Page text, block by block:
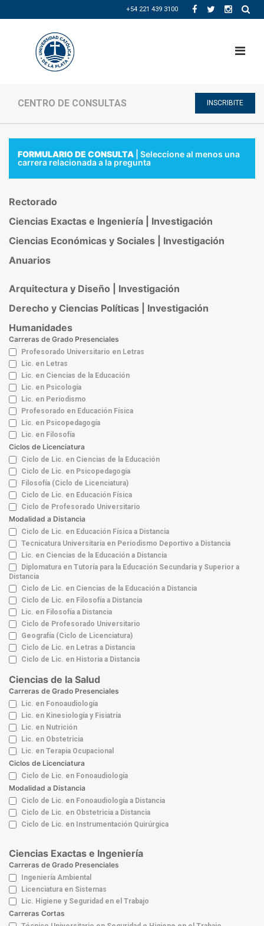
+54 221 439 3100
CENTRO DE CONSULTAS INSCRIBITE
FORMULARIO DE CONSULTA | Seleccione al menos una
carrera relacionada a la pregunta
Rectorado
Ciencias Exactas e Ingeniería | Investigación
Ciencias Económicas y Sociales | Investigación
Anuarios
Arquitectura y Diseño | Investigación
Derecho y Ciencias Políticas | Investigación
Humanidades
Carreras de Grado Presenciales
Profesorado Universitario en Letras
Lic. en Letras
Lic. en Ciencias de la Educación
Lic. en Psicología
Lic. en Periodismo
Profesorado en Educación Física
Lic. en Psicopedagogía
Lic. en Filosofía
Ciclos de Licenciatura
Ciclo de Lic. en Ciencias de la Educación
Ciclo de Lic. en Psicopedagogía
Filosofía (Ciclo de Licenciatura)
Ciclo de Lic. en Educación Física
Ciclo de Profesorado Universitario
Modalidad a Distancia
Ciclo de Lic. en Educación Física a Distancia
Tecnicatura Universitaria en Periodismo Deportivo a Distancia
Lic. en Ciencias de la Educación a Distancia
Diplomatura en Tutoría para la Educación Secundaria y Superior a
Distancia
Ciclo de Lic. en Ciencias de la Educación a Distancia
Ciclo de Lic. en Filosofía a Distancia
Lic. en Filosofía a Distancia
Ciclo de Profesorado Universitario
Geografía (Ciclo de Licenciatura)
Ciclo de Lic. en Letras a Distancia
Ciclo de Lic. en Historia a Distancia
Ciencias de la Salud
Carreras de Grado Presenciales
Lic. en Fonoaudiología
Lic. en Kinesiología y Fisiatría
Lic. en Nutrición
Lic. en Obstetricia
Lic. en Terapia Ocupacional
Ciclos de Licenciatura
Ciclo de Lic. en Fonoaudiología
Modalidad a Distancia
Ciclo de Lic. en Fonoaudiología a Distancia
Ciclo de Lic. en Obstetricia a Distancia
Ciclo de Lic. en Instrumentación Quirúrgica
Ciencias Exactas e Ingeniería
Carreras de Grado Presenciales
Ingeniería Ambiental
Licenciatura en Sistemas
Lic. Higiene y Seguridad en el Trabajo
Carreras Cortas